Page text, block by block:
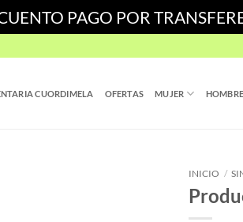
PAGO POR
CUORDIMELA OFERTAS MUJER HOMBRE
INICIO /